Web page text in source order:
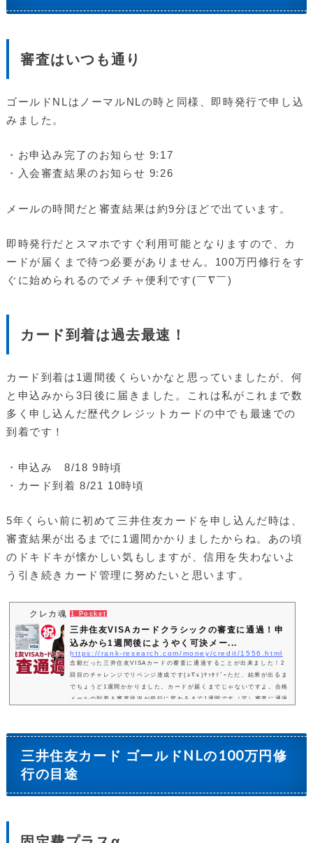
審査はいつも通り
ゴールドNLはノーマルNLの時と同様、即時発行で申し込
みました。
・お申込み完了のお知らせ 9:17
・入会審査結果のお知らせ 9:26
メールの時間だと審査結果は約9分ほどで出ています。
即時発行だとスマホですぐ利用可能となりますので、カ
ードが届くまで待つ必要がありません。100万円修行をす
ぐに始められるのでメチャ便利です(￣∇￣)
カード到着は過去最速！
カード到着は1週間後くらいかなと思っていましたが、何
と申込みから3日後に届きました。これは私がこれまで数
多く申し込んだ歴代クレジットカードの中でも最速での
到着です！
・申込み 8/18 9時頃
・カード到着 8/21 10時頃
5年くらい前に初めて三井住友カードを申し込んだ時は、
審査結果が出るまでに1週間かかりましたからね。あの頃
のドキドキが懐かしい気もしますが、信用を失わないよ
う引き続きカード管理に努めたいと思います。
クレカ魂 1 Pocket
三井住友VISAカードクラシックの審査に通過！申
込みから1週間後にようやく可決メー...
https://rank-research.com/money/credit/1556.html
念願だった三井住友VISAカードの審査に通過することが出来ました！2
回目のチャレンジでリベンジ達成です(≧∇≦)ﾔｯﾀｿﾞｰただ、結果が出るま
でちょうど1週間かかりました。カードが届くまでじゃないですよ。合格
メールの到着＆審査状況が発行に変わるまで1週間です（笑）審査に通過
たことに感謝です。カード発行部のみなさま、本当にありがとうござい
三井住友カード ゴールドNLの100万円修
行の目途